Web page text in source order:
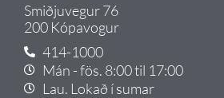
Smiðjuvegur 76
200 Kópavogur
414-1000
Mán - fös. 8:00 til 17:00
Lau. Lokað í sumar